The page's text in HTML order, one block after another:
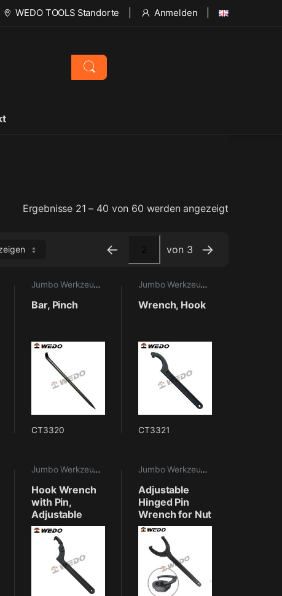
WEDO TOOLS Standorte Anmelden
Ergebnisse 21 – 40 von 60 werden angezeigt
← von 3 →
Maritime Werkzeuge Jumbo Werkzeuge Maritime Werkzeuge
Bar, Pinch
CT3320
Jumbo Werkzeuge
Wrench, Hook
CT3321
Maritime Werkzeuge Jumbo Werkzeuge Maritime Werkzeuge
Hook Wrench
with Pin,
Adjustable
Jumbo Werkzeuge
Adjustable
Hinged Pin
Wrench for Nut
with 2 holes